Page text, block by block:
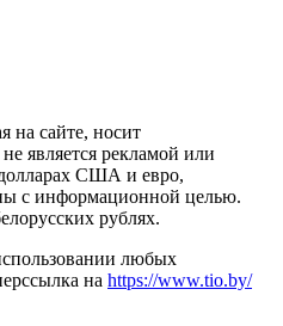
на сайте, носит
является рекламой или
США и евро,
с информационной целью.
рублях.
любых
на https://www.tio.by/